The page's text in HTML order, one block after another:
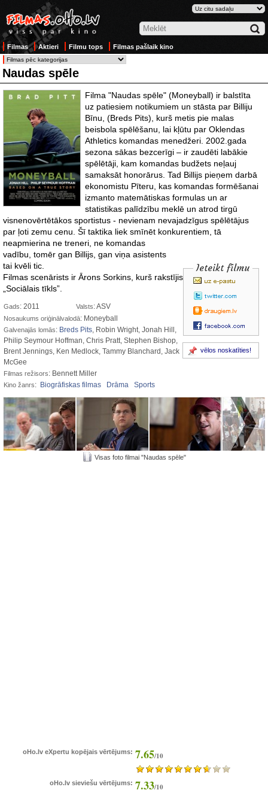
Filmas Aktieri Filmu tops Filmas pašlaik kino
Naudas spēle
Filma "Naudas spēle" (Moneyball) ir balstīta
uz patiesiem notikumiem un stāsta par Billiju
Bīnu, (Breds Pits), kurš metis pie malas
beisbola spēlēšanu, lai kļūtu par Oklendas
Athletics komandas menedžeri. 2002.gada
sezona sākas bezcerīgi – ir zaudēti labākie
spēlētāji, kam komandas budžets neļauj
samaksāt honorārus. Tad Billijs pieņem darbā
ekonomistu Pīteru, kas komandas formēšanai
izmanto matemātiskas formulas un ar
statistikas palīdzību meklē un atrod tirgū
visnenovērtētākos sportistus - nevienam nevajadzīgus spēlētājus
par ļoti zemu cenu. Šī taktika liek smīnēt konkurentiem, tā
neapmierina ne treneri, ne komandas
vadību, tomēr gan Billijs, gan viņa asistents
tai kvēli tic.
Filmas scenārists ir Ārons Sorkins, kurš rakstījis arī scenāriju filmai
„Sociālais tīkls”.
Ieteikt filmu
vēlos noskatīties!
Gads: 2011 Valsts: ASV
Nosaukums oriģinālvalodā: Moneyball
Galvenajās lomās: Breds Pits, Robin Wright, Jonah Hill,
Philip Seymour Hoffman, Chris Pratt, Stephen Bishop,
Brent Jennings, Ken Medlock, Tammy Blanchard, Jack
McGee
Filmas režisors: Bennett Miller
Kino žanrs: Biogrāfiskas filmas Drāma Sports
Visas foto filmai "Naudas spēle"
oHo.lv eXpertu kopējais vērtējums: 7.65/10
oHo.lv sieviešu vērtējums: 7.33/10